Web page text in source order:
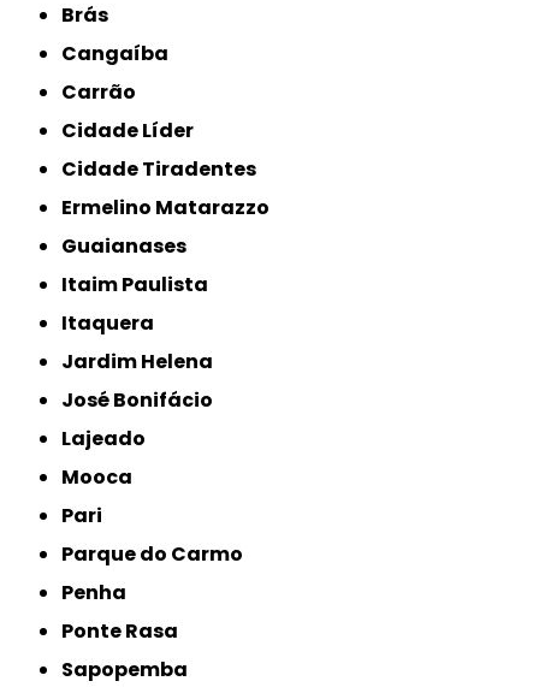
Brás
Cangaíba
Carrão
Cidade Líder
Cidade Tiradentes
Ermelino Matarazzo
Guaianases
Itaim Paulista
Itaquera
Jardim Helena
José Bonifácio
Lajeado
Mooca
Pari
Parque do Carmo
Penha
Ponte Rasa
Sapopemba